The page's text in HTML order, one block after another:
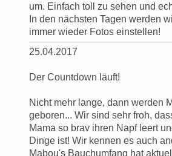
um. Einfach toll zu sehen und
In den nächsten Tagen werden
immer wieder Fotos einstellen!
25.04.2017
Der Countdown läuft!
Nicht mehr lange, dann werden
geboren... Wir sind sehr froh,
Mama so brav ihren Napf leert
Dinge ist! Wir kennen es auch
Mabou's Bauchumfang hat